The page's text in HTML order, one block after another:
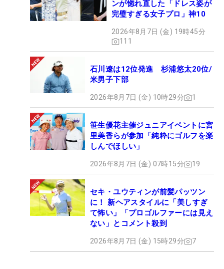
ンが惚れ直した「ドレス姿が
完璧すぎる女子プロ」神10
2026年8月7日 (金) 19時45分
111
石川遼は12位発進 杉浦悠太20位/
米男子下部
2026年8月7日 (金) 10時29分 1
笹生優花主催ジュニアイベントに宮
里美香らが参加「純粋にゴルフを楽
しんでほしい」
2026年8月7日 (金) 07時15分 19
セキ・ユウティンが前髪パッツン
に！ 新ヘアスタイルに「美しすぎ
て怖い」「プロゴルファーには見え
ない」とコメント殺到
2026年8月7日 (金) 15時29分 7